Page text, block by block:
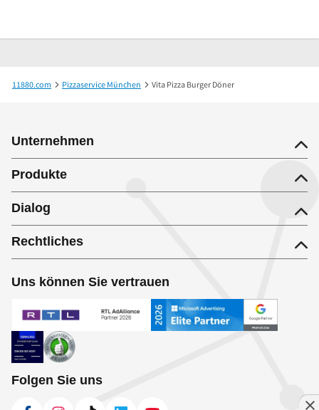
11880.com Pizzaservice München Vita Pizza Burger Döner
Unternehmen
Produkte
Dialog
Rechtliches
Uns können Sie vertrauen
Folgen Sie uns